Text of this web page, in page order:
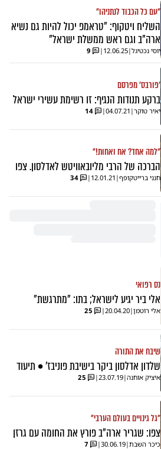
"עם כל הכבוד לנתניהו"
השליח ויטקוף: "טראמפ יכול להיות גם נשיא
ארה"ב וגם ראש ממשלת ישראל"
יוסי נכטיגל|
12.06.25
|
9
'פורבס' מפרסם
ברקע תנודות הנגיף: זו רשימת עשירי ישראל
יאיר טוקר|
04.07.21
|
14
"למה אחד? אח ואחות!"
הברכה של הרבי מליובאוויטש לאדלסון. צפו
חנני ברייטקופף|
12.01.21
|
34
נס רפואי
אלי ביר יגיע לישראל; בתו: "מתרגשת"
אלי רוטמן|
20.04.20
|
25
שיבח את התורה
שלדון אדלסון ביקר בישיבת פוניבז' • תיעוד
איציק אוחנה|
23.07.19
|
25
"גל גינויים בעולם הערבי"
צפו: שגריר ארה"ב פורץ את החומה עם גרזן
כיכר השבת|
30.06.19
|
7